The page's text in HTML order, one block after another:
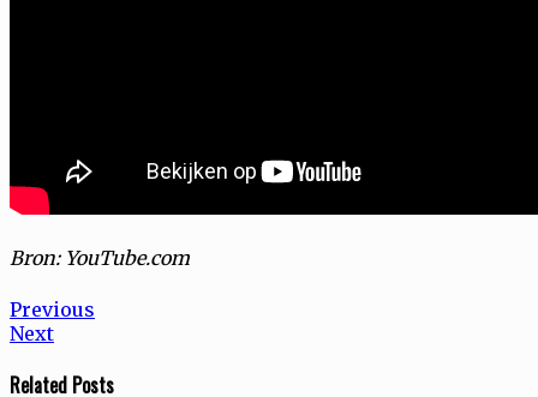
Bron: YouTube.com
Bericht
Previous
NextNext
Related Posts